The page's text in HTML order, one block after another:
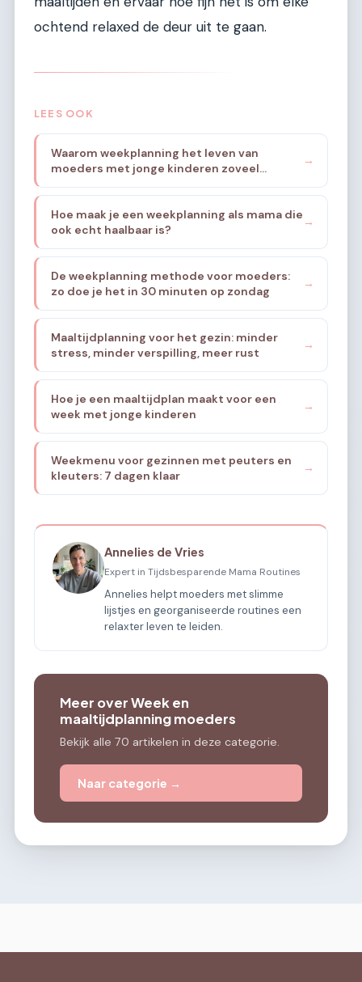
ochtend relaxed de deur uit te gaan.
LEES OOK
Waarom weekplanning het leven van
moeders met jonge kinderen zoveel
rustiger maakt
→
Hoe maak je een weekplanning als mama die
ook echt haalbaar is?
→
De weekplanning methode voor moeders:
zo doe je het in 30 minuten op zondag
→
Maaltijdplanning voor het gezin: minder
stress, minder verspilling, meer rust
→
Hoe je een maaltijdplan maakt voor een
week met jonge kinderen
→
Weekmenu voor gezinnen met peuters en
kleuters: 7 dagen klaar
→
Annelies de Vries
Expert in Tijdsbesparende Mama Routines
Annelies helpt moeders met slimme
lijstjes en georganiseerde routines een
relaxter leven te leiden.
Meer over Week en
maaltijdplanning moeders
Bekijk alle 70 artikelen in deze categorie.
Naar categorie →